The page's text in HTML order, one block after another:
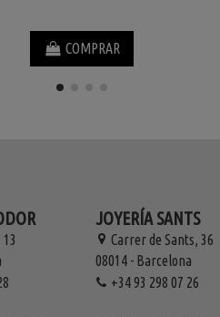
COMPRAR
JOYERÍA SANTS
Carrer de Sants, 36
08014 - Barcelona
+34 93 298 07 26